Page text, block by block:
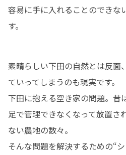
容易に手に入れることのできな
す。
素晴らしい下田の自然とは反面
ていってしまうのも現実です。
下田に抱える空き家の問題。昔
足で管理できなくなって放置さ
ない農地の数々。
そんな問題を解決するための“